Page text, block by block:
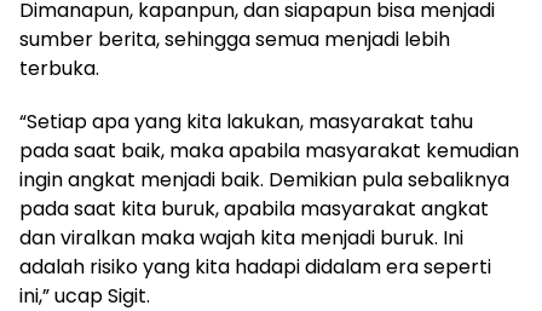
Dimanapun, kapanpun, dan siapapun bisa menjadi
sumber berita, sehingga semua menjadi lebih
terbuka.
“Setiap apa yang kita lakukan, masyarakat tahu
pada saat baik, maka apabila masyarakat kemudian
ingin angkat menjadi baik. Demikian pula sebaliknya
pada saat kita buruk, apabila masyarakat angkat
dan viralkan maka wajah kita menjadi buruk. Ini
adalah risiko yang kita hadapi didalam era seperti
ini,” ucap Sigit.